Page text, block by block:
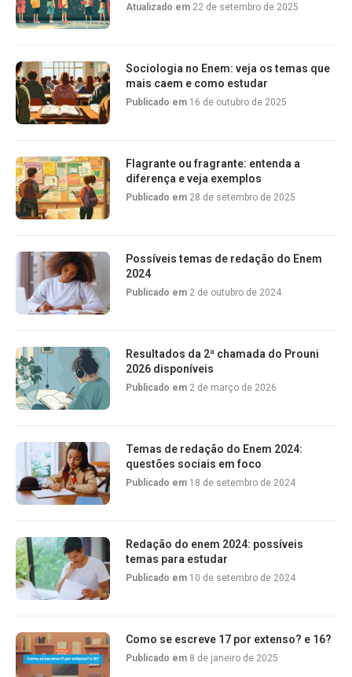
Atualizado em 22 de setembro de 2025
Sociologia no Enem: veja os temas que
mais caem e como estudar
Publicado em 16 de outubro de 2025
Flagrante ou fragrante: entenda a
diferença e veja exemplos
Publicado em 28 de setembro de 2025
Possíveis temas de redação do Enem
2024
Publicado em 2 de outubro de 2024
Resultados da 2ª chamada do Prouni
2026 disponíveis
Publicado em 2 de março de 2026
Temas de redação do Enem 2024:
questões sociais em foco
Publicado em 18 de setembro de 2024
Redação do enem 2024: possíveis
temas para estudar
Publicado em 10 de setembro de 2024
Como se escreve 17 por extenso? e 16?
Publicado em 8 de janeiro de 2025